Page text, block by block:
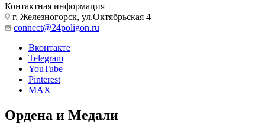
Контактная информация
г. Железногорск, ул.Октябрьская 4
connect@24poligon.ru
Вконтакте
Telegram
YouTube
Pinterest
MAX
Ордена и Медали